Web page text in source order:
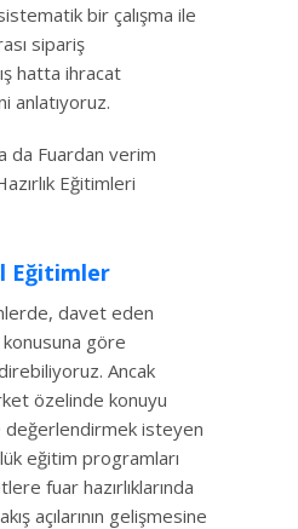
bir çalışma ile
sipariş
hatta ihracat
anlatıyoruz.
da Fuardan verim
Eğitimleri
Eğitimler
davet eden
göre
Ancak
özelinde konuyu
isteyen
eğitim programları
fuar hazırlıklarında
açılarının gelişmesine